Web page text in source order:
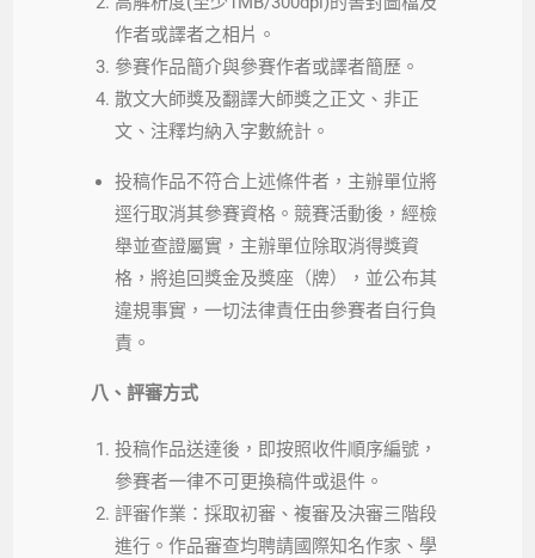
作者或譯者之相片。
參賽作品簡介與參賽作者或譯者簡歷。
散文大師獎及翻譯大師獎之正文、非正
文、注釋均納入字數統計。
投稿作品不符合上述條件者，主辦單位將
逕行取消其參賽資格。競賽活動後，經檢
舉並查證屬實，主辦單位除取消得獎資
格，將追回獎金及獎座（牌），並公布其
違規事實，一切法律責任由參賽者自行負
責。
八、評審方式
投稿作品送達後，即按照收件順序編號，
參賽者一律不可更換稿件或退件。
評審作業：採取初審、複審及決審三階段
進行。作品審查均聘請國際知名作家、學